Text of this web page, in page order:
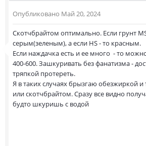
Опубликовано Май 20, 2024
Скотчбрайтом оптимально. Если грунт
серым(зеленым), а если HS - то красным.
Если наждачка есть и ее много - то
400-600. Зашкуривать без фанатизма -
тряпкой протереть.
Я в таких случаях брызгаю обезжиркой
или скотчбрайтом. Сразу все видно
будто шкуришь с водой